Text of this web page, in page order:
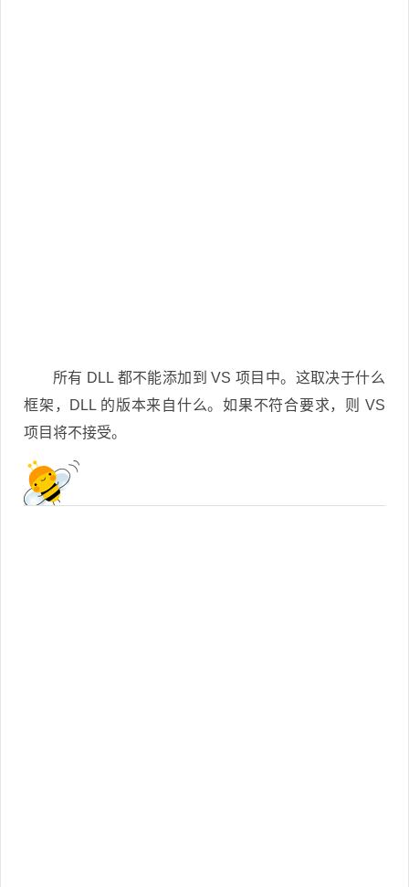
所有 DLL 都不能添加到 VS 项目中。这取决于什么
框架，DLL 的版本来自什么。如果不符合要求，则 VS
项目将不接受。